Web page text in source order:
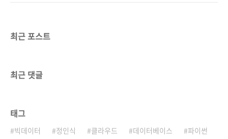
최근 포스트
최근 댓글
태그
빅데이터 정인식 클라우드 데이터베이스
파이썬